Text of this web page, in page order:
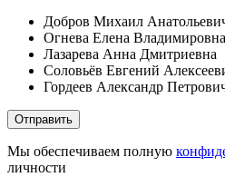
Добров Михаил
Огнева Елена Владимировна
Лазарева Анна Дмитриевна
Соловьёв Евгений
Гордеев Александр
Отправить
Мы обеспечиваем полную
личности